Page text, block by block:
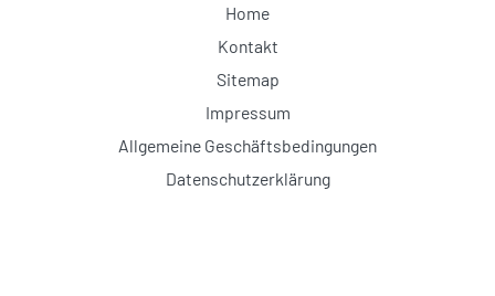
Home
Kontakt
Sitemap
Impressum
Allgemeine Geschäftsbedingungen
Datenschutzerklärung